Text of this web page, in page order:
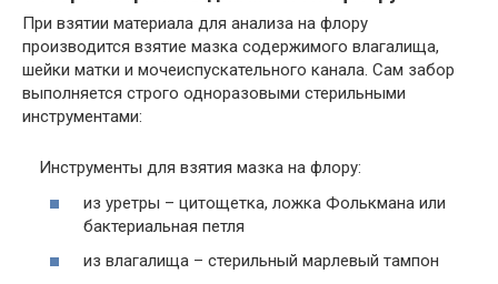
При взятии материала для анализа на флору
производится взятие мазка содержимого влагалища,
шейки матки и мочеиспускательного канала. Сам забор
выполняется строго одноразовыми стерильными
инструментами:
Инструменты для взятия мазка на флору:
из уретры – цитощетка, ложка Фолькмана или
бактериальная петля
из влагалища – стерильный марлевый тампон